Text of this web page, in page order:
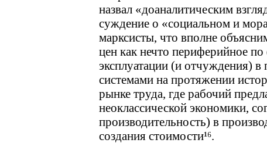
назвал «доаналитическим
суждение о «социальном и
марксисты, что вполне
цен как нечто периферийное
эксплуатации (и отчуждения)
системами на протяжении
рынке труда, где рабочий
неоклассической экономики,
производительность) в
создания стоимости¹⁶.